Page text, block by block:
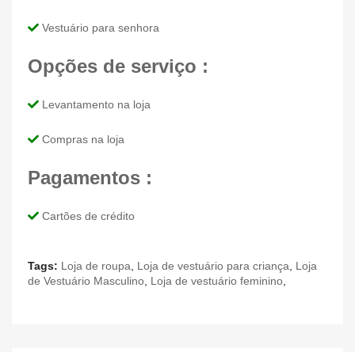
Vestuário para senhora
Opções de serviço :
Levantamento na loja
Compras na loja
Pagamentos :
Cartões de crédito
Tags: Loja de roupa Loja de vestuário para criança
Loja
de Vestuário Masculino Loja de vestuário feminino